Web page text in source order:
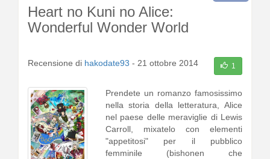
Heart no Kuni no Alice:
Wonderful Wonder World
Recensione di hakodate93 - 21 ottobre 2014 1
Prendete un romanzo famosissimo
nella storia della letteratura, Alice
nel paese delle meraviglie di Lewis
Carroll, mixatelo con elementi
"appetitosi" per il pubblico
femminile (bishonen che